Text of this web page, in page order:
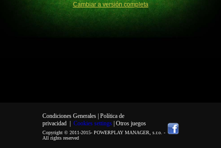
Cambiar a versión completa
Condiciones Generales | Política de
privacidad| Cookies settings | Otros juegos
Copyright © 2011-2015- POWERPLAY MANAGER, s.r.o. -
All rights reserved